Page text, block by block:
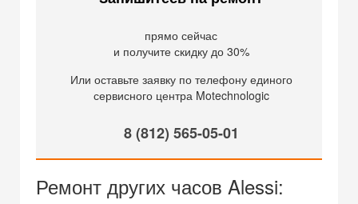
прямо сейчас
и получите скидку до 30%
Или оставьте заявку по телефону единого
сервисного центра Motechnologic
8 (812) 565-05-01
Ремонт других часов Alessi: